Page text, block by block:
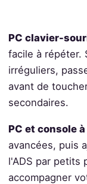
PC clavier-
facile à répéter.
irréguliers,
avant de
secondaires.
PC et console
avancées, puis
l'ADS par petits
accompagner